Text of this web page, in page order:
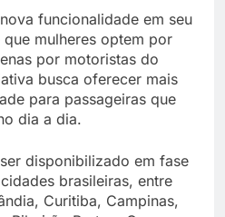
funcionalidade em seu
mulheres optem por
por motoristas do
busca oferecer mais
para passageiras que
dia a dia.
disponibilizado em fase
brasileiras, entre
Curitiba, Campinas,